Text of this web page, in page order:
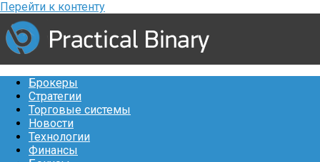
Перейти к контенту
Брокеры
Стратегии
Торговые системы
Новости
Технологии
Финансы